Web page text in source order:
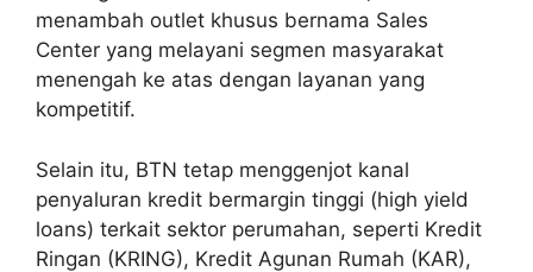
menambah outlet khusus bernama Sales
Center yang melayani segmen masyarakat
menengah ke atas dengan layanan yang
kompetitif.
Selain itu, BTN tetap menggenjot kanal
penyaluran kredit bermargin tinggi (high yield
loans) terkait sektor perumahan, seperti Kredit
Ringan (KRING), Kredit Agunan Rumah (KAR),